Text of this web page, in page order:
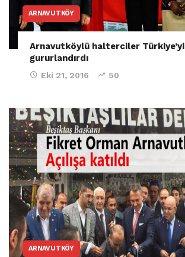
ARNAVUTKÖY
Arnavutköylü halterciler Türkiye’yi
gururlandırdı
Eki 21, 2016 50
ARNAVUTKÖY